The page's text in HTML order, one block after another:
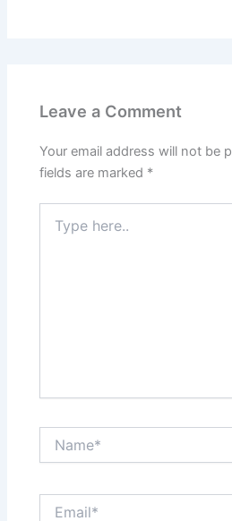
Leave a Comment
Your email address will not be
fields are marked *
here..